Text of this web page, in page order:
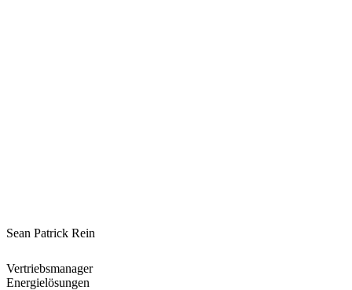
Sean Patrick Rein
Vertriebsmanager
Energielösungen